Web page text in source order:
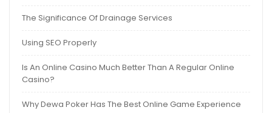
The Significance Of Drainage Services
Using SEO Properly
Is An Online Casino Much Better Than A Regular Online
Casino?
Why Dewa Poker Has The Best Online Game Experience